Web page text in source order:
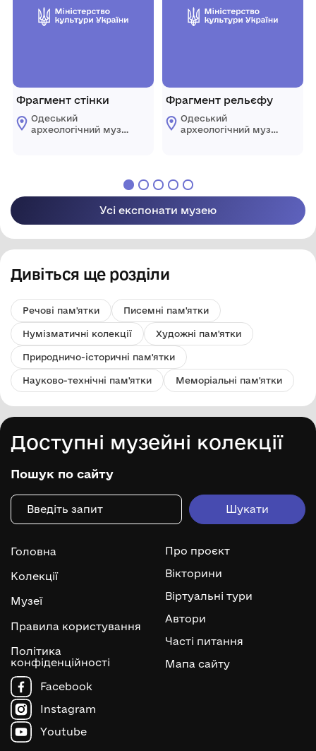
Фрагмент стінки
Одеський
археологічний музей
Фрагмент рельєфу
Одеський
археологічний музей
Усі експонати музею
Дивіться ще розділи
Речові пам'ятки Писемні пам'ятки
Нумізматичні колекції Художні пам'ятки
Природничо-історичні пам'ятки
Науково-технічні пам'ятки Меморіальні пам'ятки
Доступні музейні колекції
Пошук по сайту
Головна
Колекції
Музеї
Правила користування
Політика
конфіденційності
Про проєкт
Вікторини
Віртуальні тури
Автори
Часті питання
Мапа сайту
Facebook
Instagram
Youtube